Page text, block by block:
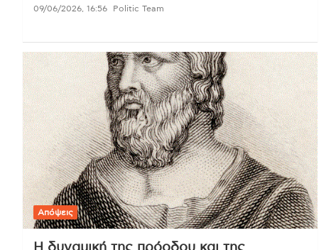
09/06/2026, 16:56 Politic Team
Απόψεις